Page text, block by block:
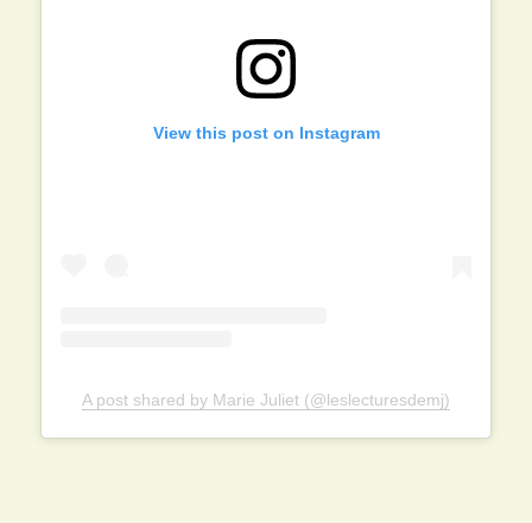
View this post on Instagram
A post shared by Marie Juliet (@leslecturesdemj)